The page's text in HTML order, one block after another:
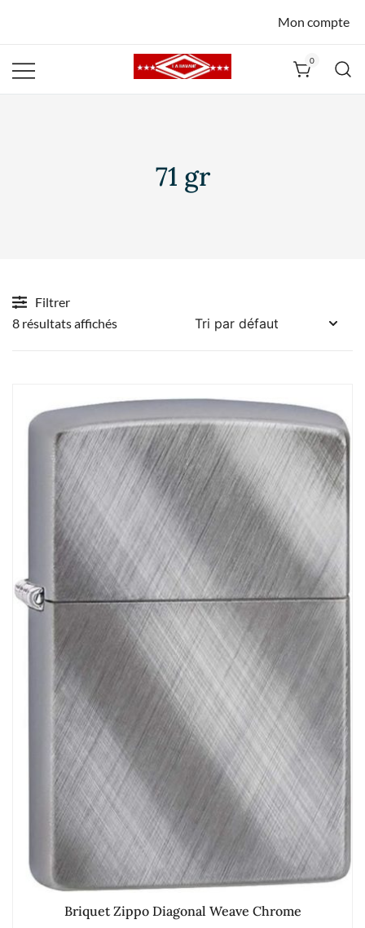
Mon compte
0
71 gr
Filtrer
8 résultats affichés
Briquet Zippo Diagonal Weave Chrome